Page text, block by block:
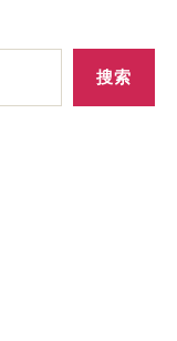
搜索